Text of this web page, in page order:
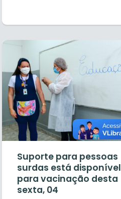
Suporte para pessoas
surdas está disponível
para vacinação desta
sexta, 04